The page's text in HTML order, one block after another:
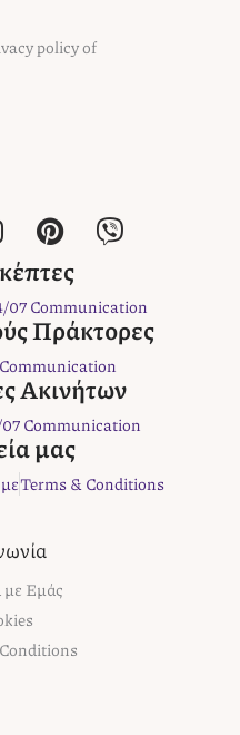
policy of
P
i
n
t
e
r
e
s
t
V
i
e
r
07 Communication
Πράκτορες
Ακινήτων
Communication
μας
Terms & Conditions
με Εμάς